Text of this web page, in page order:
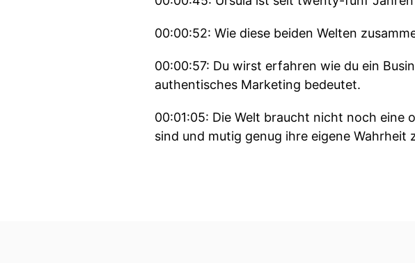
00:00:52: Wie diese beiden Welten
00:00:57: Du wirst erfahren wie du ein
authentisches Marketing bedeutet.
00:01:05: Die Welt braucht nicht noch eine
sind und mutig genug ihre eigene Wahrheit